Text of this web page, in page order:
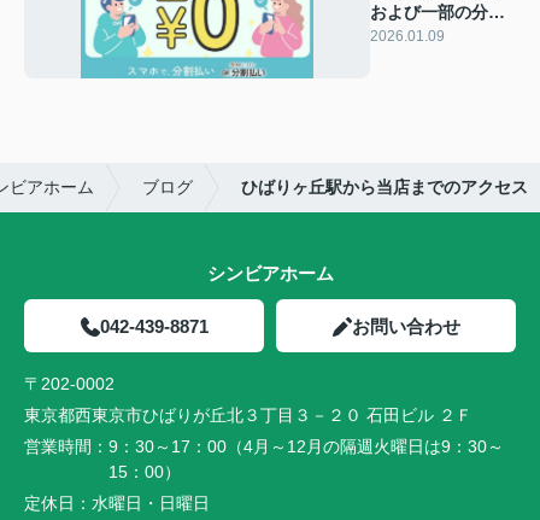
および一部の分割
払いが可能です！
2026.01.09
ビアホーム ブログ ひばりヶ丘駅から当店までのアクセス
シンビアホーム
042-439-8871 お問い合わせ
〒202-0002
東京都西東京市ひばりが丘北３丁目３－２０ 石田ビル ２Ｆ
営業時間： 9：30～17：00（4月～12月の隔週火曜日は9：30～
15：00）
定休日： 水曜日・日曜日